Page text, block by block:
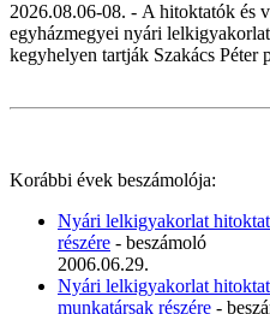
2026.08.06-08. - A hitoktatók és
egyházmegyei nyári
kegyhelyen tartják Szakács Péter
Korábbi évek beszámolója:
Nyári lelkigyakorlat
részére - beszámoló
2006.06.29.
Nyári lelkigyakorlat
munkatársak részére -